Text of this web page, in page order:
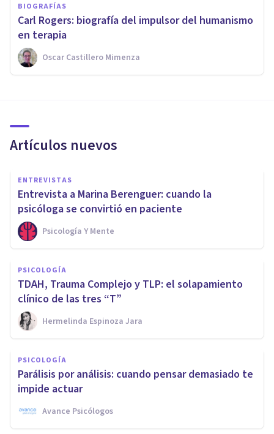
BIOGRAFÍAS
Carl Rogers: biografía del impulsor del humanismo
en terapia
Oscar Castillero Mimenza
Artículos nuevos
ENTREVISTAS
Entrevista a Marina Berenguer: cuando la
psicóloga se convirtió en paciente
Psicología Y Mente
PSICOLOGÍA
TDAH, Trauma Complejo y TLP: el solapamiento
clínico de las tres “T”
Hermelinda Espinoza Jara
PSICOLOGÍA
Parálisis por análisis: cuando pensar demasiado te
impide actuar
Avance Psicólogos